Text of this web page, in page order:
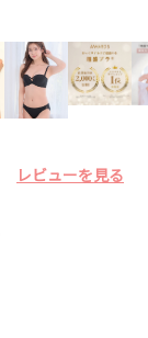
レビューを見る